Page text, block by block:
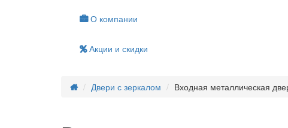
О компании
Акции и скидки
Двери с зеркалом Входная металлическая